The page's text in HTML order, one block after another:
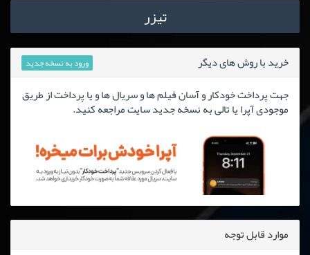
تیزر
خرید با روش های دیگر ورود به نسخه جدید
جهت پرداخت خودکار و آسان فیلم ها و سریال ها و یا پرداخت از طریق
موجودی آپرا یا تالی به نسخه جدید سایت مراجعه کنید.
موارد قابل توجه